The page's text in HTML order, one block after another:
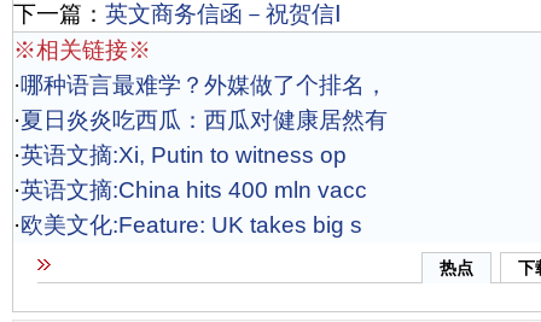
下一篇： 英文商务信函－祝贺信Ⅰ
※相关链接※
·哪种语言最难学？外媒做了个排名，
·夏日炎炎吃西瓜：西瓜对健康居然有
·英语文摘:Xi, Putin to witness op
·英语文摘:China hits 400 mln vacc
·欧美文化:Feature: UK takes big s
热点 下